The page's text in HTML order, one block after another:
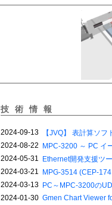
技術情報